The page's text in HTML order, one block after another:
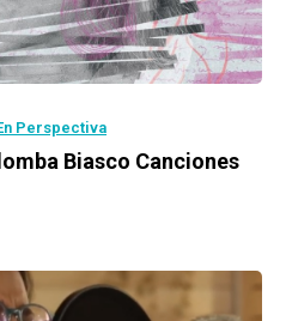
Perspectiva
Biasco Canciones